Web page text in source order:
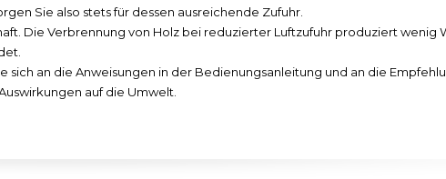
Sie also stets für dessen ausreichende Zufuhr.
Die Verbrennung von Holz bei reduzierter Luftzufuhr produziert wenig
an die Anweisungen in der Bedienungsanleitung und an die
auf die Umwelt.